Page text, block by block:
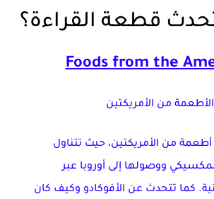
قطعة القراءة؟
Foods from the
الأطعمة من الأمريكتين
من الأمريكتين، حيث تتناول
ووصولها إلى أوروبا عبر
كما تتحدث عن الأفوكادو وكيف كان